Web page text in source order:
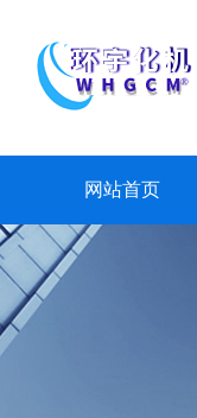
网站首页